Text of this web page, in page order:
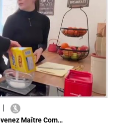
Maître Com…